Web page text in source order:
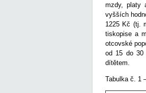
mzdy, platy
vyšších
1225 Kč (tj.
tiskopise a
otcovské
od 15 do 30
dítětem.
Tabulka č. 1